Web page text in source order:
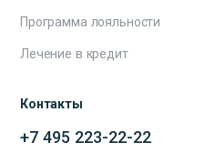
Программа лояльности
Лечение в кредит
Контакты
+7 495 223-22-22